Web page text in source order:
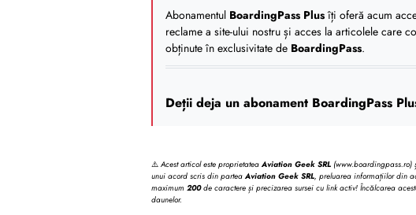
Abonamentul BoardingPass Plusîți oferă acum
reclame a site-ului nostru și acces la articolele care
obținute în exclusivitate de BoardingPass.
Deții deja un abonament BoardingPass
⚠️ Acest articol este proprietatea Aviation Geek SRL (www.boardingpass.ro)
unui acord scris din partea Aviation Geek SRL, preluarea informațiilor din
maximum 200de caractere și precizarea sursei cu link activ! Încălcarea
daunelor.